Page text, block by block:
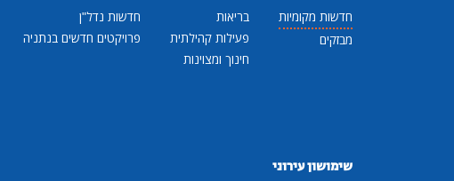
חדשות מקומיות
מבזקים
בריאות
פעילות קהילתית
חינוך ומצוינות
חדשות נדל"ן
פרויקטים חדשים בנתניה
שימושון עירוני